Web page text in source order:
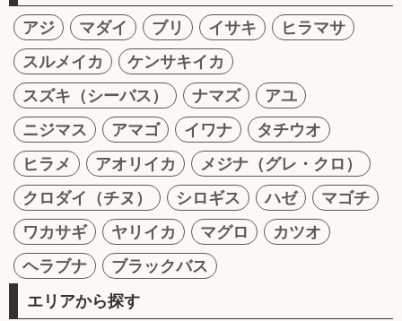
アジ マダイ ブリ イサキ
ヒラマサ
スルメイカ
ケンサキイカ
スズキ（シーバス）
ナマズ
アユ
ニジマス
アマゴ イワナ
タチウオ
ヒラメ
アオリイカ
メジナ（グレ・クロ）
クロダイ（チヌ）
シロギス ハゼ
マゴチ
ワカサギ
ヤリイカ マグロ
カツオ
ヘラブナ
ブラックバス
エリアから探す